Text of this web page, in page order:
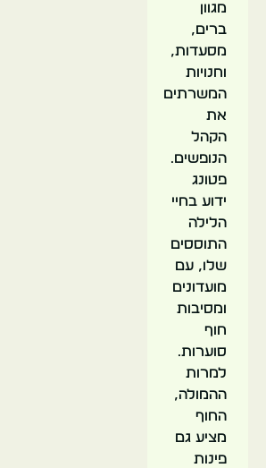
מגוון
ברים,
מסעדות,
וחנויות
המשרתים
את
הקהל
הנופשים.
פטונג
ידוע בחיי
הלילה
התוססים
שלו, עם
מועדונים
ומסיבות
חוף
סוערות.
למרות
ההמולה,
החוף
מציע גם
פינות